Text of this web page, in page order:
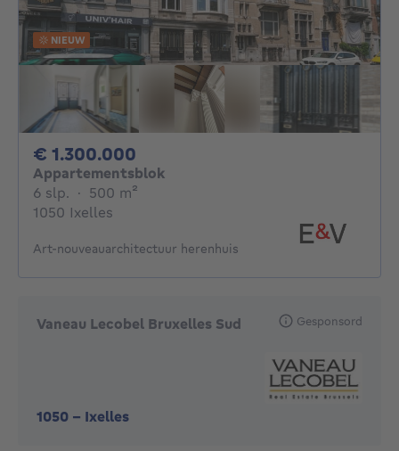
NIEUW
€ 1.300.000
Appartementsblok
6 slp. 6 slaapkamers
· 500 m²
1050 Ixelles
Art-nouveauarchitectuur herenhuis
Vaneau Lecobel Bruxelles Sud
1050 - Ixelles
Gesponsord